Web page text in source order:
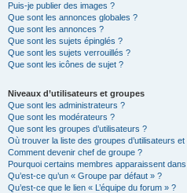
Puis-je publier des images ?
Que sont les annonces globales ?
Que sont les annonces ?
Que sont les sujets épinglés ?
Que sont les sujets verrouillés ?
Que sont les icônes de sujet ?
Niveaux d’utilisateurs et groupes
Que sont les administrateurs ?
Que sont les modérateurs ?
Que sont les groupes d’utilisateurs ?
Où trouver la liste des groupes d’utilisateurs
Comment devenir chef de groupe ?
Pourquoi certains membres apparaissent
Qu’est-ce qu’un « Groupe par défaut » ?
Qu’est-ce que le lien « L’équipe du forum » ?